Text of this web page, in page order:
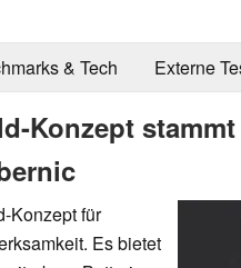
& Tech Externe
Konzept
Konzept für
Es bietet